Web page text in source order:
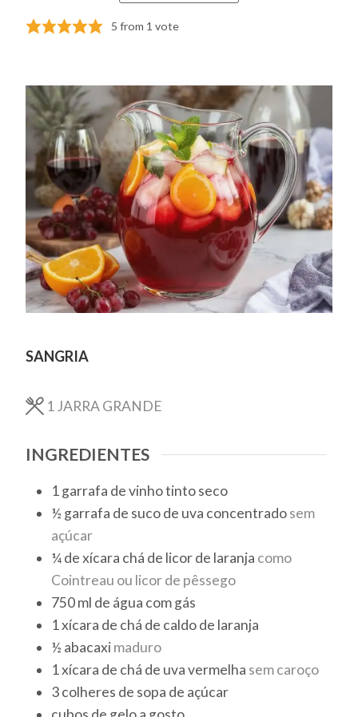
5 from 1 vote
SANGRIA
1 JARRA GRANDE
INGREDIENTES
1garrafa de vinho tinto seco
½ garrafa de suco de uva concentradosem
açúcar
¼de xícara chá de licor de laranja como
Cointreau ou licor de pêssego
750ml de água com gás
1xícara de chá de caldo de laranja
½ abacaximaduro
1xícara de chá de uva vermelha sem caroço
3colheres de sopa de açúcar